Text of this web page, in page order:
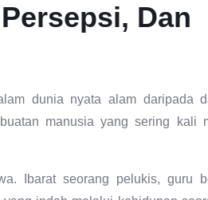
Dan
dunia nyata alam daripada
manusia yang sering kali
Ibarat seorang pelukis, guru